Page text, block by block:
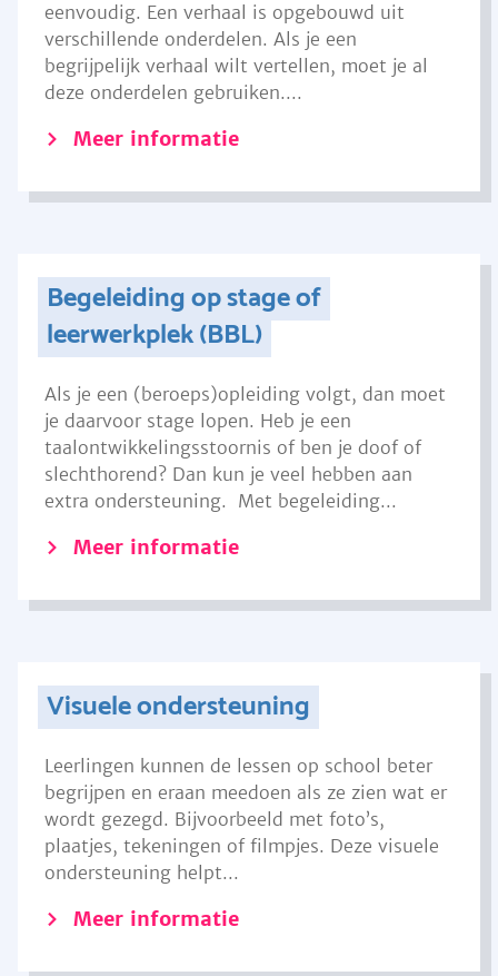
eenvoudig. Een verhaal is opgebouwd uit
verschillende onderdelen. Als je een
begrijpelijk verhaal wilt vertellen, moet je al
deze onderdelen gebruiken....
Meer informatie
Begeleiding op stage of
leerwerkplek (BBL)
Als je een (beroeps)opleiding volgt, dan moet
je daarvoor stage lopen. Heb je een
taalontwikkelingsstoornis of ben je doof of
slechthorend? Dan kun je veel hebben aan
extra ondersteuning. Met begeleiding...
Meer informatie
Visuele ondersteuning
Leerlingen kunnen de lessen op school beter
begrijpen en eraan meedoen als ze zien wat er
wordt gezegd. Bijvoorbeeld met foto’s,
plaatjes, tekeningen of filmpjes. Deze visuele
ondersteuning helpt...
Meer informatie